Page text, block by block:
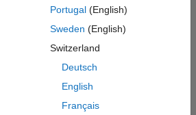
Portugal(English)
Sweden (English)
Switzerland
Deutsch
English
Français